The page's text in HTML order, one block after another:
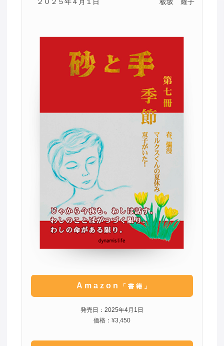
Amazon 「書籍」
発売日：2025年4月1日
価格：¥3,450